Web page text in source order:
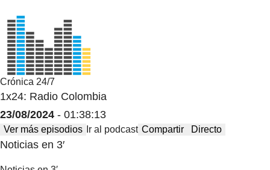
Crónica 24/7
1x24: Radio Colombia
23/08/2024 - 01:38:13
Ver más episodios Ir al podcast Compartir Directo
Noticias en 3′